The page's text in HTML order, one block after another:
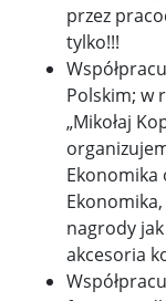
przez
tylko!!!
Polskim; w
„Mikołaj
Ekonomika
nagrody
akcesoria